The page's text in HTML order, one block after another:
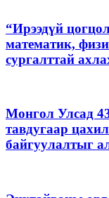
“Ирээдүй
математик,
сургалттай
Монгол Улсад
тавдугаар
байгуулалтыг